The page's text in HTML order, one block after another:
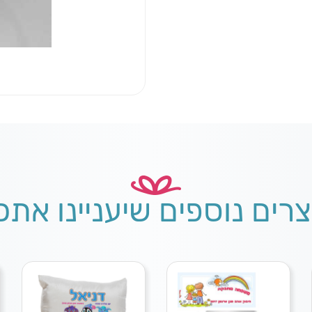
נוספים שיעניינו